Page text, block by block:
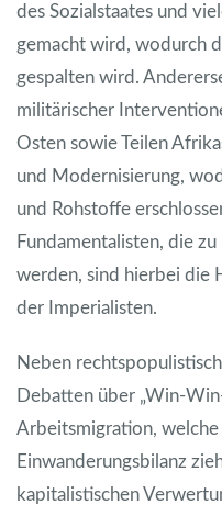
des Sozialstaates und
gemacht wird, wodurch
gespalten wird.
militärischer
Osten sowie Teilen
und Modernisierung,
und Rohstoffe
Fundamentalisten, die
werden, sind hierbei die
der Imperialisten.
Neben
Debatten über „Win-
Arbeitsmigration,
Einwanderungsbilanz
kapitalistischen